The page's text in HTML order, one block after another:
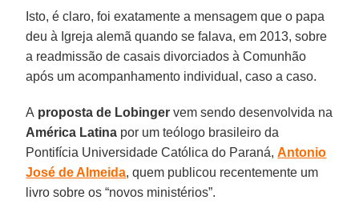
Isto, é claro, foi exatamente a mensagem que o papa
deu à Igreja alemã quando se falava, em 2013, sobre
a readmissão de casais divorciados à Comunhão
após um acompanhamento individual, caso a caso.
A proposta de Lobinger vem sendo desenvolvida na
América Latina por um teólogo brasileiro da
Pontifícia Universidade Católica do Paraná,Antonio
José de Almeida, quem publicou recentemente um
livro sobre os “novos ministérios”.